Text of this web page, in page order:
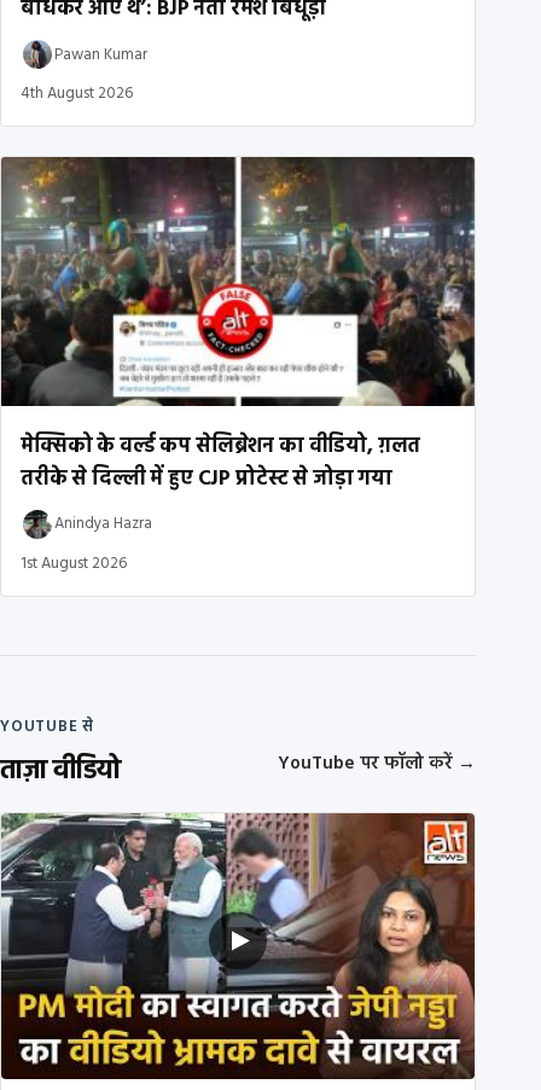
बांधकर आए थे’: BJP नेता रमेश बिधूड़ी
Pawan Kumar
4th August 2026
मेक्सिको के वर्ल्ड कप सेलिब्रेशन का वीडियो, ग़लत
तरीके से दिल्ली में हुए CJP प्रोटेस्ट से जोड़ा गया
Anindya Hazra
1st August 2026
YOUTUBE से
ताज़ा वीडियो YouTube पर फॉलो करें →